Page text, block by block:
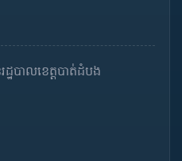
បាលខេត្តបាត់ដំបង